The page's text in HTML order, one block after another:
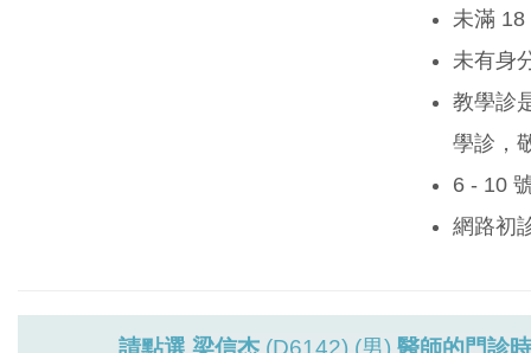
未滿 18
未有身
教學診
學診，
6 - 10
網路初